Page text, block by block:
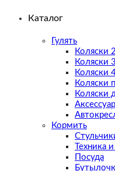
Каталог
Гулять
Коляски
Коляски
Коляски
Коляски
Коляски
Кормить
Техника
Посуда